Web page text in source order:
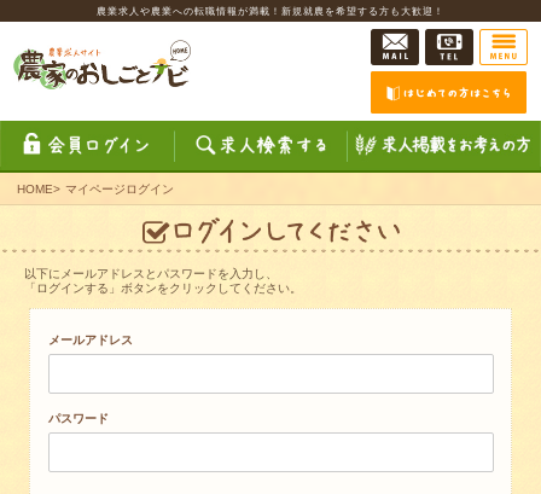
農業求人や農業への転職情報が満載！新規就農を希望する方も大歓迎！
HOME> マイページログイン
以下にメールアドレスとパスワードを入力し、
「ログインする」ボタンをクリックしてください。
メールアドレス
パスワード